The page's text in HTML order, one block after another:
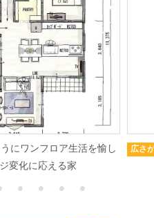
にワンフロア生活を愉し
変化に応える家
広さ